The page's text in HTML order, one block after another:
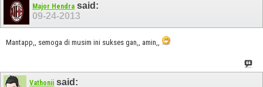
Major Hendra said:
09-24-2013
Mantapp,, semoga di musim ini sukses gan,, amin,,
Vathonii said: